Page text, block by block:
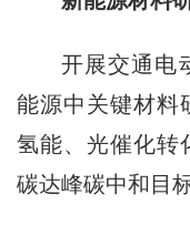
开展交通电
能源中关键材料
氢能、光催化转
碳达峰碳中和目